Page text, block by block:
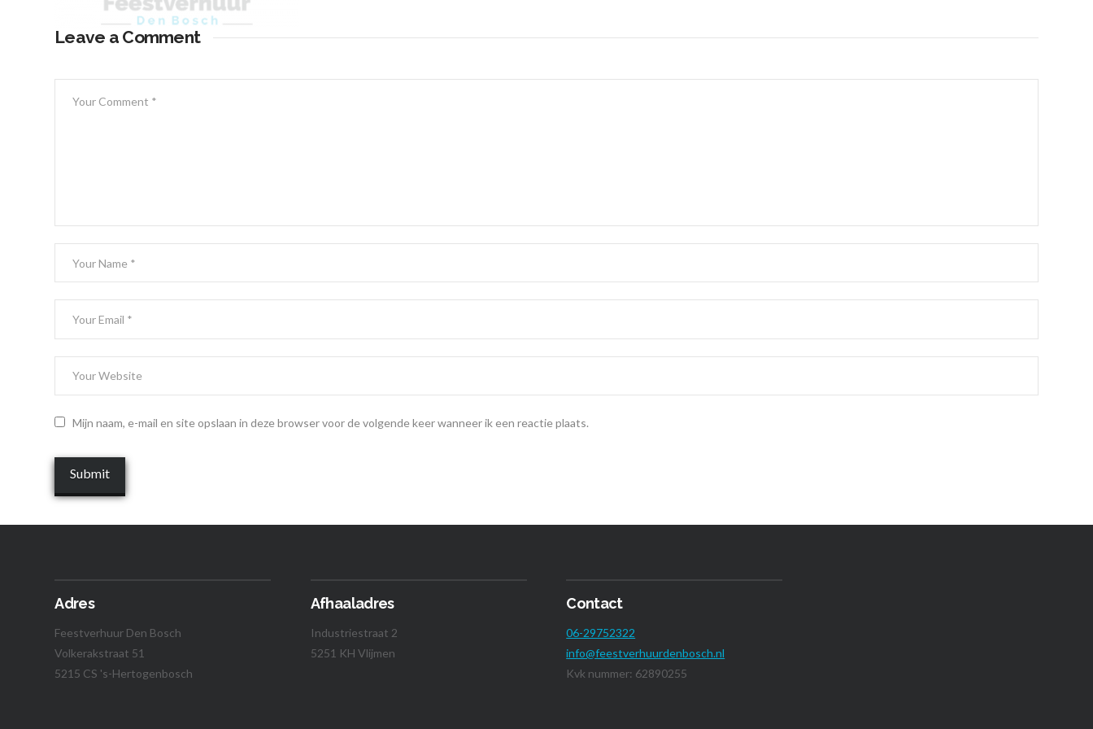
Leave a Comment
Mijn naam, e-mail en site opslaan in deze browser voor de volgende keer wanneer ik een reactie plaats.
Adres
Feestverhuur Den Bosch
Volkerakstraat 51
5215 CS 's-Hertogenbosch
Afhaaladres
Industriestraat 2
5251 KH Vlijmen
Contact
06-29752322
info@feestverhuurdenbosch.nl
Kvk nummer: 62890255